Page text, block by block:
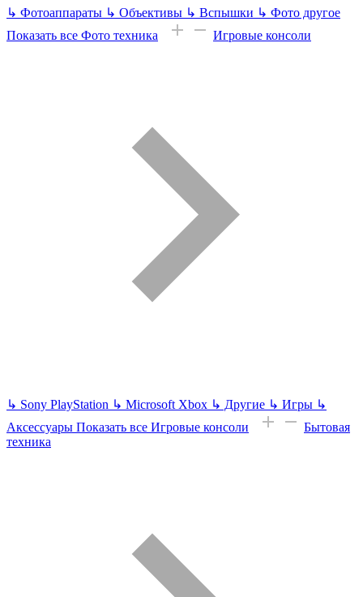
↳ Фотоаппараты ↳ Объективы ↳ Вспышки ↳ Фото другое
Показать все Фото техника
Игровые консоли
↳ Sony PlayStation ↳ Microsoft Xbox ↳ Другие ↳ Игры ↳
Аксессуары Показать все Игровые консоли
Бытовая
техника